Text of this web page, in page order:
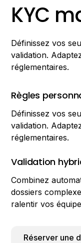
KYC
Définissez vos
validation.
réglementaires.
Règles
Définissez vos
validation.
réglementaires.
Validation
Combinez
dossiers
ralentir vos
Réserver une